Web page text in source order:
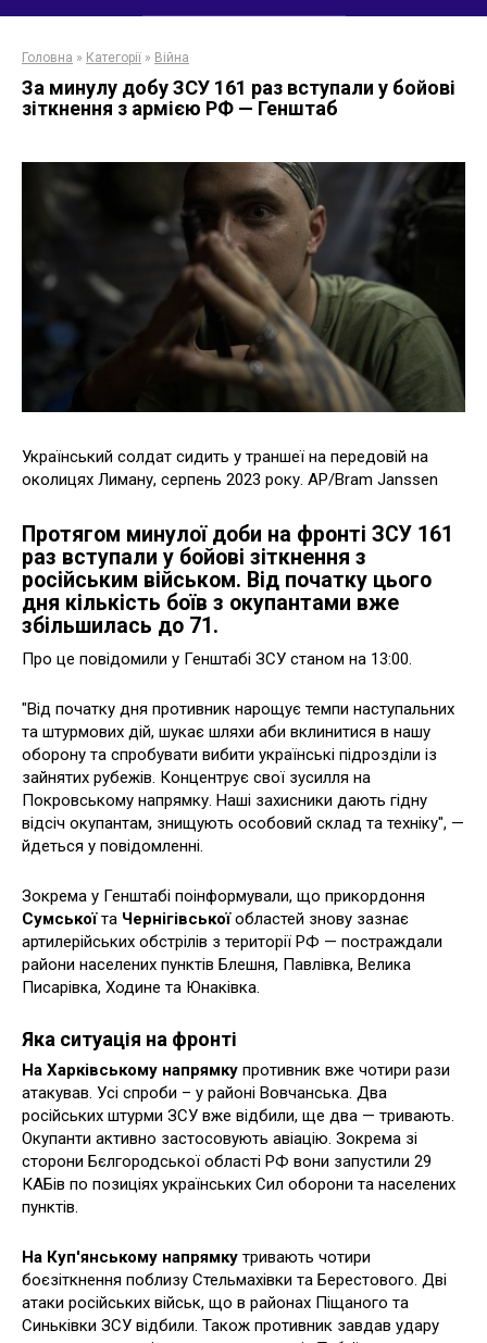
Головна » Категорії » Війна
За минулу добу ЗСУ 161 раз вступали у бойові
зіткнення з армією РФ — Генштаб
Український солдат сидить у траншеї на передовій на
околицях Лиману, серпень 2023 року. АР/Bram Janssen
Протягом минулої доби на фронті ЗСУ 161
раз вступали у бойові зіткнення з
російським військом. Від початку цього
дня кількість боїв з окупантами вже
збільшилась до 71.
Про це повідомили у Генштабі ЗСУ станом на 13:00.
"Від початку дня противник нарощує темпи наступальних
та штурмових дій, шукає шляхи аби вклинитися в нашу
оборону та спробувати вибити українські підрозділи із
зайнятих рубежів. Концентрує свої зусилля на
Покровському напрямку. Наші захисники дають гідну
відсіч окупантам, знищують особовий склад та техніку", —
йдеться у повідомленні.
Зокрема у Генштабі поінформували, що прикордоння
Сумськоїта Чернігівськоїобластей знову зазнає
артилерійських обстрілів з території РФ — постраждали
райони населених пунктів Блешня, Павлівка, Велика
Писарівка, Ходине та Юнаківка.
Яка ситуація на фронті
На Харківському напрямку противник вже чотири рази
атакував. Усі спроби – у районі Вовчанська. Два
російських штурми ЗСУ вже відбили, ще два — тривають.
Окупанти активно застосовують авіацію. Зокрема зі
сторони Бєлгородської області РФ вони запустили 29
КАБів по позиціях українських Сил оборони та населених
пунктів.
На Куп'янському напрямку тривають чотири
боєзіткнення поблизу Стельмахівки та Берестового. Дві
атаки російських військ, що в районах Піщаного та
Синьківки ЗСУ відбили. Також противник завдав удару